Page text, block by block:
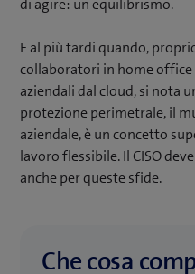
di agire: un equilibrismo.
E al più tardi quando,
collaboratori in home office
aziendali dal cloud, si nota
protezione perimetrale, il
aziendale, è un concetto
lavoro flessibile. Il CISO
anche per queste sfide.
Che cosa